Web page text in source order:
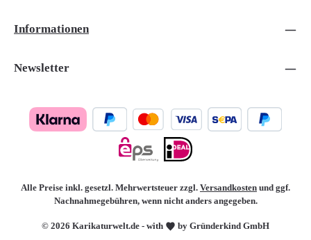
Informationen
Newsletter
© 2026 Karikaturwelt.de - with by Gründerkind GmbH
Alle Preise inkl. gesetzl. Mehrwertsteuer zzgl. Versandkosten und ggf.
Nachnahmegebühren, wenn nicht anders angegeben.